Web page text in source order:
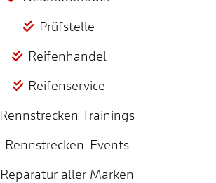
Prüfstelle
Reifenhandel
Reifenservice
Rennstrecken Trainings
Rennstrecken-Events
Reparatur aller Marken